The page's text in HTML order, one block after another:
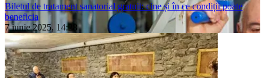
Biletul de tratament sanatorial gratuit: cine și în ce condiții poate
beneficia
7 iunie 2025, 14:28